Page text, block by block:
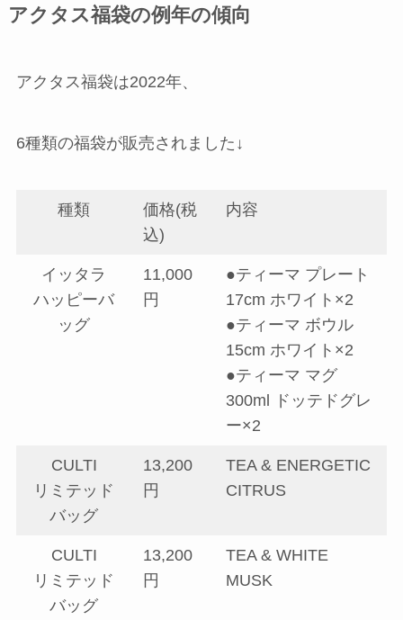
アクタス福袋の例年の傾向
アクタス福袋は2022年、
6種類の福袋が販売されました↓
種類
価格(税
込)
内容
イッタラ
ハッピーバ
ッグ
11,000
円
●ティーマ プレート
17cm ホワイト×2
●ティーマ ボウル
15cm ホワイト×2
●ティーマ マグ
300ml ドッテドグレ
ー×2
CULTI
リミテッド
バッグ
13,200
円
TEA & ENERGETIC
CITRUS
CULTI
リミテッド
バッグ
13,200
円
TEA & WHITE
MUSK